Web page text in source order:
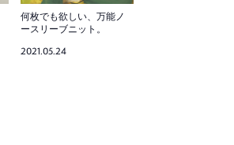
何枚でも欲しい、万能ノ
ースリーブニット。
2021.05.24